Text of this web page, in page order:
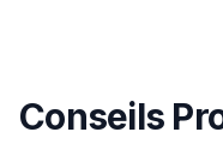
Conseils